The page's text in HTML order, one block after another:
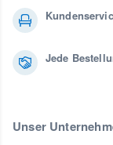
Jede
Unser